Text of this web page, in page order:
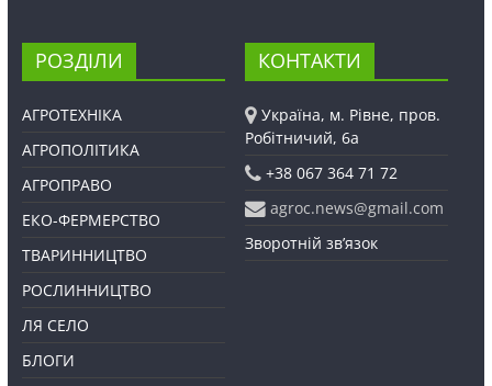
РОЗДІЛИ
АГРОТЕХНІКА
АГРОПОЛІТИКА
АГРОПРАВО
ЕКО-ФЕРМЕРСТВО
ТВАРИННИЦТВО
РОСЛИННИЦТВО
ЛЯ СЕЛО
БЛОГИ
КОНТАКТИ
Україна, м. Рівне, пров.
Робітничий, 6а
+38 067 364 71 72
agroc.news@gmail.com
Зворотній зв’язок